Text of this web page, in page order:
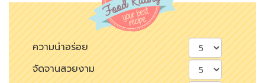
ความน่าอร่อย
จัดจานสวยงาม